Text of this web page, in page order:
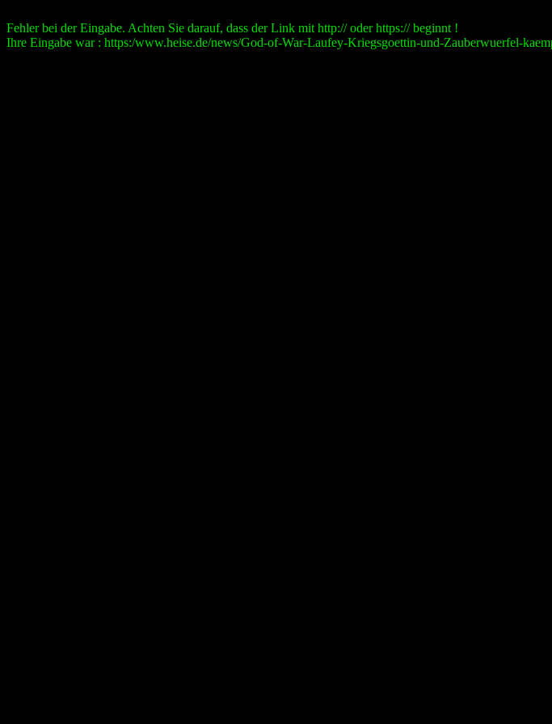
Fehler bei der Eingabe. Achten Sie darauf, dass der Link mit http:// oder https:// beginnt !
Ihre Eingabe war : https:/www.heise.de/news/God-of-War-Laufey-Kriegsgoettin-und-Zauberwuerfel-